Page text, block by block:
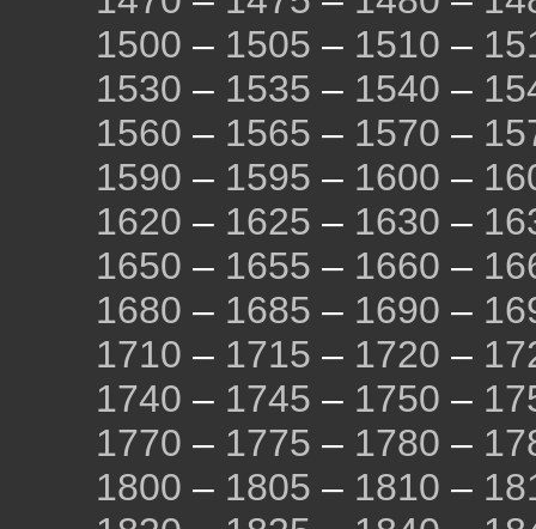
1500 – 1505 – 1510 –
1530 – 1535 – 1540 –
1560 – 1565 – 1570 –
1590 – 1595 – 1600 –
1620 – 1625 – 1630 –
1650 – 1655 – 1660 –
1680 – 1685 – 1690 –
1710 – 1715 – 1720 –
1740 – 1745 – 1750 –
1770 – 1775 – 1780 –
1800 – 1805 – 1810 –